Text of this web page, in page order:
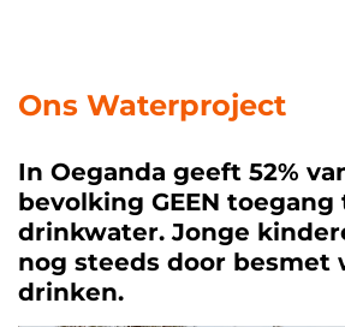
Ons Waterproject
In Oeganda geeft 52%
bevolking GEEN
drinkwater. Jonge
nog steeds door besmet
drinken.